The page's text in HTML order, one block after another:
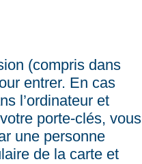
(compris dans
entrer. En cas
l’ordinateur et
porte-clés, vous
une personne
de la carte et